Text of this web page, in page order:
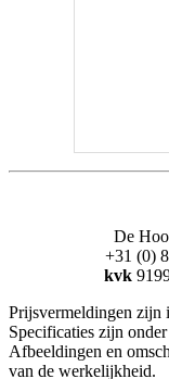
De
+31 (0)
kvk
Prijsvermeldingen zijn
Specificaties zijn
Afbeeldingen en
van de werkelijkheid.